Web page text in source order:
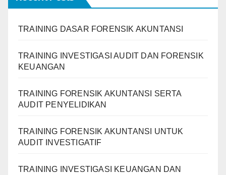
TRAINING DASAR FORENSIK AKUNTANSI
TRAINING INVESTIGASI AUDIT DAN FORENSIK
KEUANGAN
TRAINING FORENSIK AKUNTANSI SERTA
AUDIT PENYELIDIKAN
TRAINING FORENSIK AKUNTANSI UNTUK
AUDIT INVESTIGATIF
TRAINING INVESTIGASI KEUANGAN DAN